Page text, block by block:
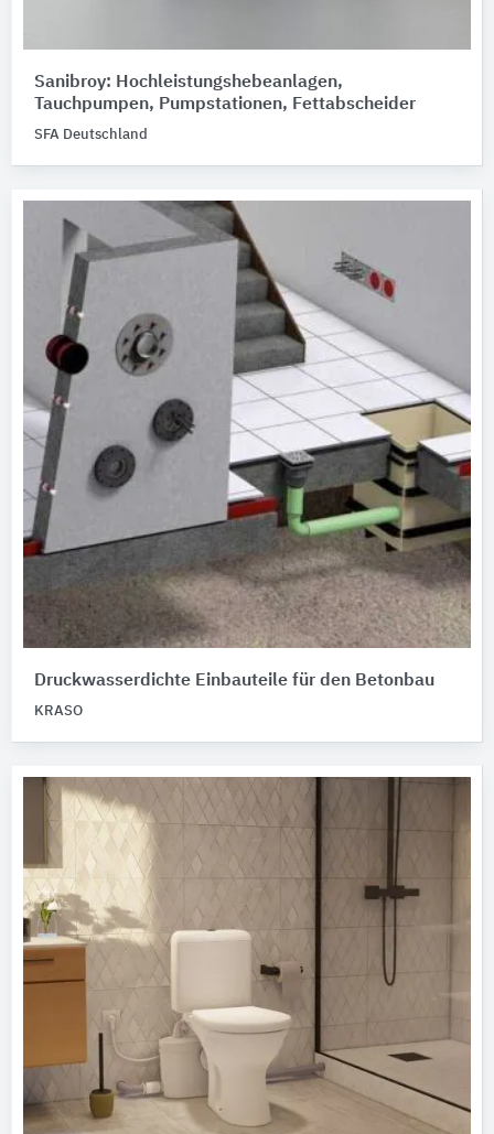
Sanibroy: Hochleistungshebeanlagen,
Tauchpumpen, Pumpstationen, Fettabscheider
SFA Deutschland
Druckwasserdichte Einbauteile für den Betonbau
KRASO